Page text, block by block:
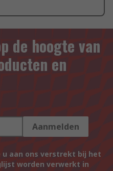
de hoogte van
en
Aanmelden
u aan ons verstrekt bij het
worden verwerkt in